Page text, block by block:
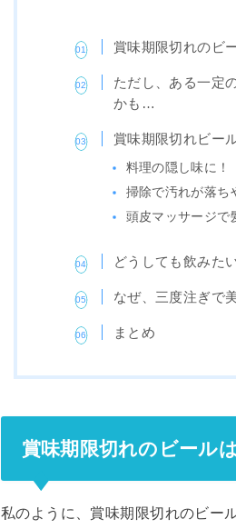
賞味期限切れのビ
ただし、ある一定
かも…
賞味期限切れビー
料理の隠し味に！
掃除で汚れが落ち
頭皮マッサージで
どうしても飲みた
なぜ、三度注ぎで
まとめ
賞味期限切れのビール
私のように、賞味期限切れのビー